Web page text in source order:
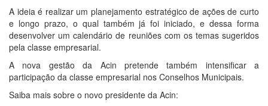
A ideia é realizar um planejamento estratégico de ações de curto
e longo prazo, o qual também já foi iniciado, e dessa forma
desenvolver um calendário de reuniões com os temas sugeridos
pela classe empresarial.
A nova gestão da Acin pretende também intensificar a
participação da classe empresarial nos Conselhos Municipais.
Saiba mais sobre o novo presidente da Acin: